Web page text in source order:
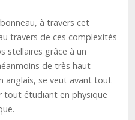
à travers cet
travers de ces complexités
stellaires grâce à un
de très haut
anglais, se veut avant tout
tout étudiant en physique